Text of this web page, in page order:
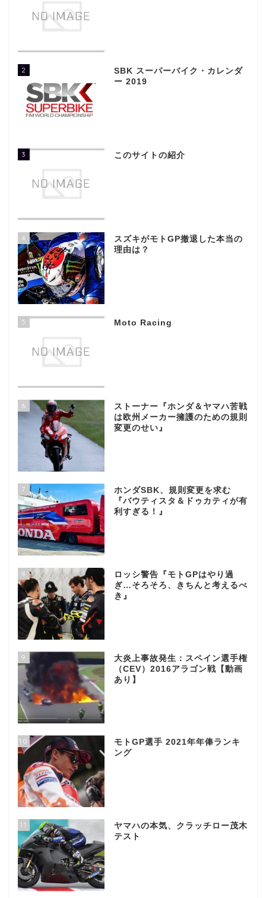
2
SBK スーパーバイク・カレンダ
ー 2019
3 このサイトの紹介
4
スズキがモトGP撤退した本当の
理由は？
5 Moto Racing
6
ストーナー『ホンダ＆ヤマハ苦戦
は欧州メーカー擁護のための規則
変更のせい』
7
ホンダSBK、規則変更を求む
『バウティスタ＆ドゥカティが有
利すぎる！』
8
ロッシ警告『モトGPはやり過
ぎ…そろそろ、きちんと考えるべ
き』
9
大炎上事故発生：スペイン選手権
（CEV）2016アラゴン戦【動画
あり】
10
モトGP選手 2021年年俸ランキ
ング
11
ヤマハの本気、クラッチロー茂木
テスト